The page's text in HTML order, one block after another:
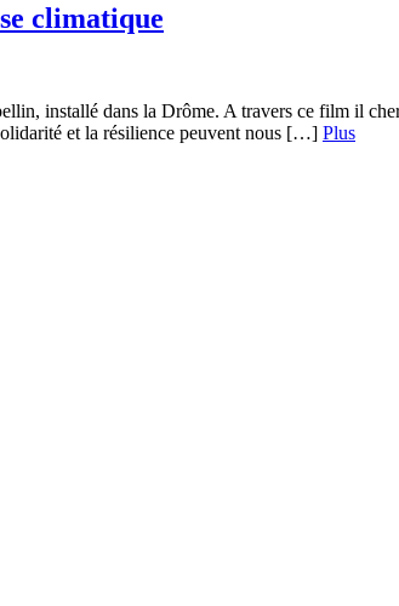
climatique
installé dans la Drôme. A travers ce film il
et la résilience peuvent nous […] Plus